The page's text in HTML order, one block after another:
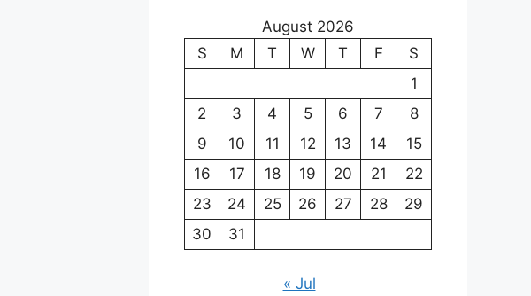
August 2026
S
M T W T F
S
1
2
3 4 5 6 7
8
9
10 11 12 13 14
15
16
17 18 19 20 21
22
23
24 25 26 27 28
29
30
31
« Jul